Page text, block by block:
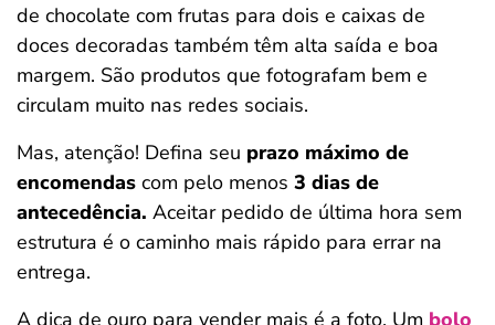
de chocolate com frutas para dois e caixas de
doces decoradas também têm alta saída e boa
margem. São produtos que fotografam bem e
circulam muito nas redes sociais.
Mas, atenção! Defina seu prazo máximo de
encomendas com pelo menos 3 dias de
antecedência. Aceitar pedido de última hora sem
estrutura é o caminho mais rápido para errar na
entrega.
A dica de ouro para vender mais é a foto. Um bolo